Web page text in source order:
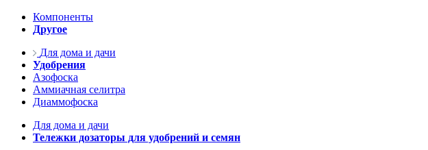
Компоненты
Другое
Для дома и дачи
Удобрения
Азофоска
Аммиачная селитра
Диаммофоска
Для дома и дачи
Тележки дозаторы для удобрений и семян